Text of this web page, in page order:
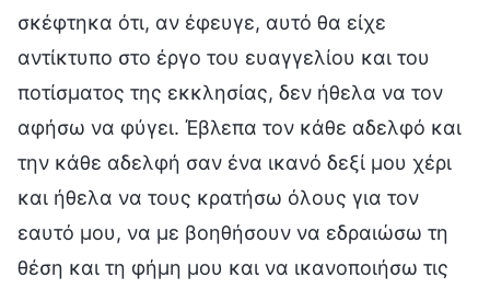
σκέφτηκα ότι, αν έφευγε, αυτό θα είχε
αντίκτυπο στο έργο του ευαγγελίου και του
ποτίσματος της εκκλησίας, δεν ήθελα να τον
αφήσω να φύγει. Έβλεπα τον κάθε αδελφό και
την κάθε αδελφή σαν ένα ικανό δεξί μου χέρι
και ήθελα να τους κρατήσω όλους για τον
εαυτό μου, να με βοηθήσουν να εδραιώσω τη
θέση και τη φήμη μου και να ικανοποιήσω τις